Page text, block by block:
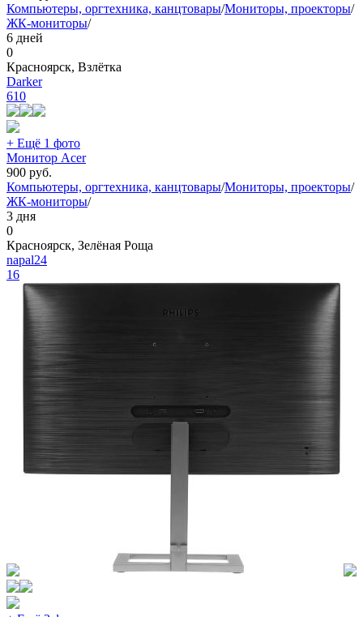
Компьютеры, оргтехника, канцтовары/Мониторы, проекторы/
ЖК-мониторы/
6 дней
0
Красноярск, Взлётка
Darker
610
+ Ещё 1 фото
Монитор Acer
900 руб.
Компьютеры, оргтехника, канцтовары/Мониторы, проекторы/
ЖК-мониторы/
3 дня
0
Красноярск, Зелёная Роща
napal24
16